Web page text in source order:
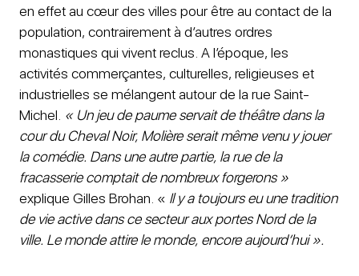
en effet au cœur des villes pour être au contact de la
population, contrairement à d’autres ordres
monastiques qui vivent reclus. A l’époque, les
activités commerçantes, culturelles, religieuses et
industrielles se mélangent autour de la rue Saint-
Michel. « Un jeu de paume servait de théâtre dans la
cour du Cheval Noir, Molière serait même venu y jouer
la comédie. Dans une autre partie, la rue de la
fracasserie comptait de nombreux forgerons »
explique Gilles Brohan. « Il y a toujours eu une tradition
de vie active dans ce secteur aux portes Nord de la
ville. Le monde attire le monde, encore aujourd’hui ».